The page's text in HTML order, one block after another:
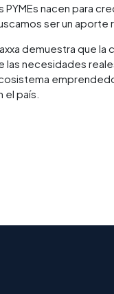
PYMEs nacen para
ser un aporte
demuestra que
las necesidades
el país.